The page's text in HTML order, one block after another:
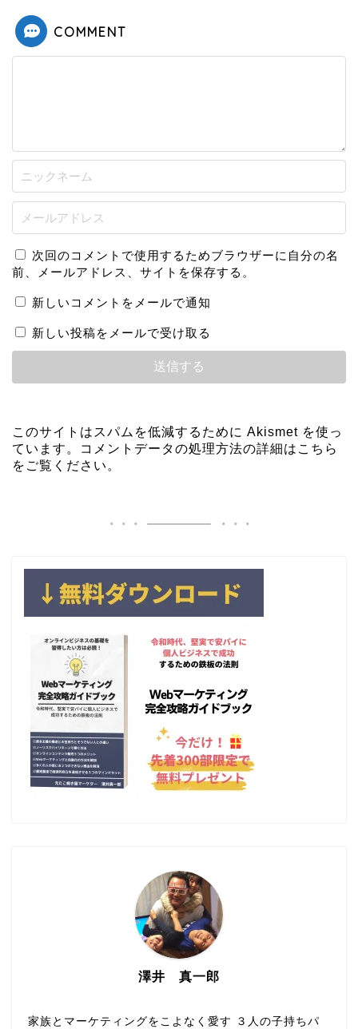
COMMENT
次回のコメントで使用するためブラウザーに自分の名
前、メールアドレス、サイトを保存する。
新しいコメントをメールで通知
新しい投稿をメールで受け取る
このサイトはスパムを低減するために Akismet を使っ
ています。
コメントデータの処理方法の詳細はこちら
をご覧ください 。
澤井 真一郎
家族とマーケティングをこよなく愛す ３人の子持ちパ